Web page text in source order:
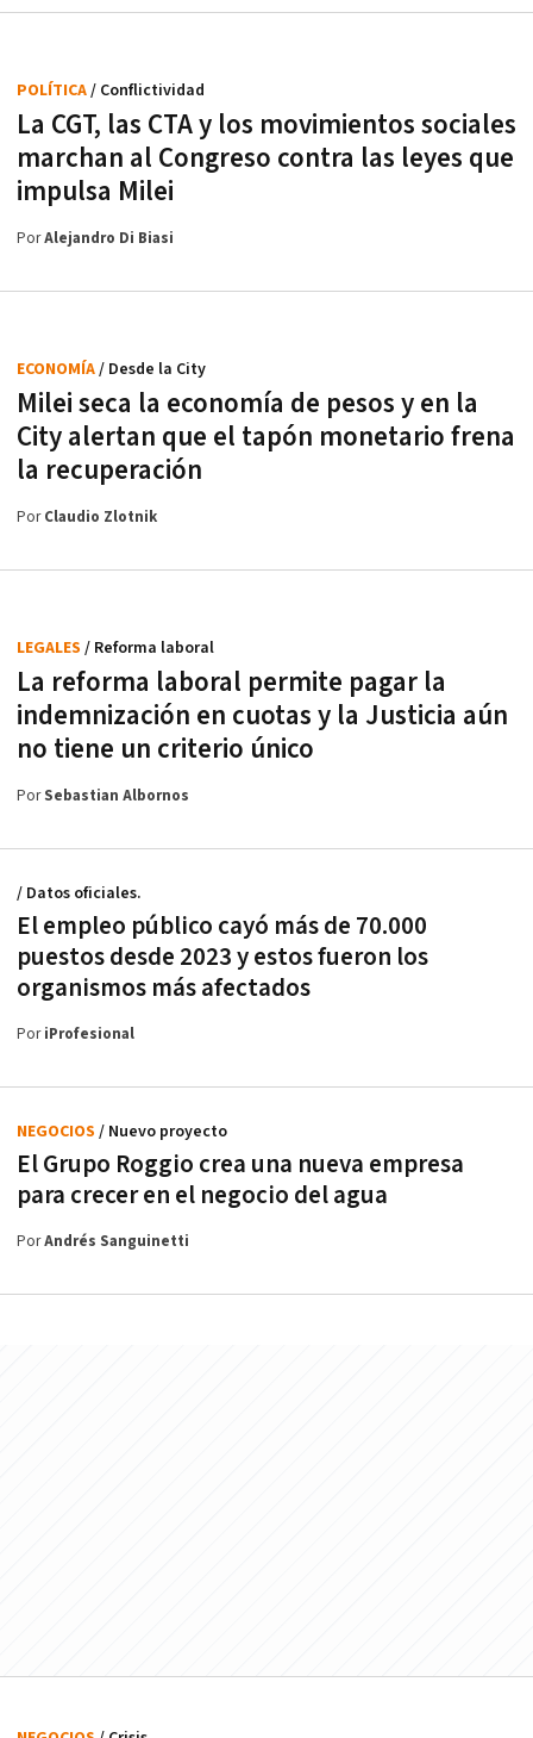
La CGT, las CTA y los movimientos sociales
marchan al Congreso contra las leyes que
impulsa Milei
POLÍTICA/ Conflictividad
PorAlejandro Di Biasi
Milei seca la economía de pesos y en la
City alertan que el tapón monetario frena
la recuperación
ECONOMÍA/ Desde la City
PorClaudio Zlotnik
La reforma laboral permite pagar la
indemnización en cuotas y la Justicia aún
no tiene un criterio único
LEGALES / Reforma laboral
PorSebastian Albornos
El empleo público cayó más de 70.000
puestos desde 2023 y estos fueron los
organismos más afectados
/ Datos oficiales.
PoriProfesional
El Grupo Roggio crea una nueva empresa
para crecer en el negocio del agua
NEGOCIOS / Nuevo proyecto
PorAndrés Sanguinetti